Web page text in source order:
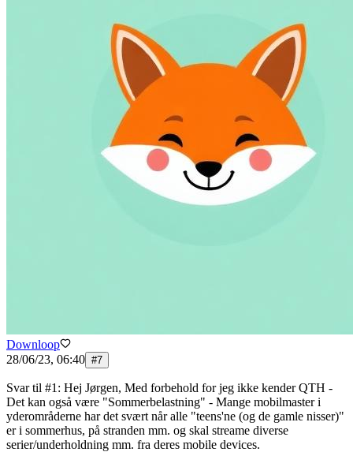
Downloop
28/06/23, 06:40 #7
Svar til #1: Hej Jørgen, Med forbehold for jeg ikke kender QTH -
Det kan også være "Sommerbelastning" - Mange mobilmaster i
yderområderne har det svært når alle "teens'ne (og de gamle nisser)"
er i sommerhus, på stranden mm. og skal streame diverse
serier/underholdning mm. fra deres mobile devices.